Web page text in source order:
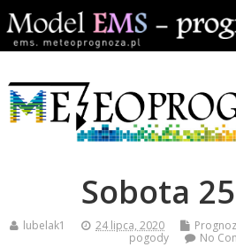
Sobota
lubelak1 24 lipca, 2020
pogody
No